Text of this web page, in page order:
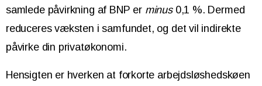
samlede påvirkning af BNP er minus0,1 %. Dermed
reduceres væksten i samfundet, og det vil indirekte
påvirke din privatøkonomi.
Hensigten er hverken at forkorte arbejdsløshedskøen